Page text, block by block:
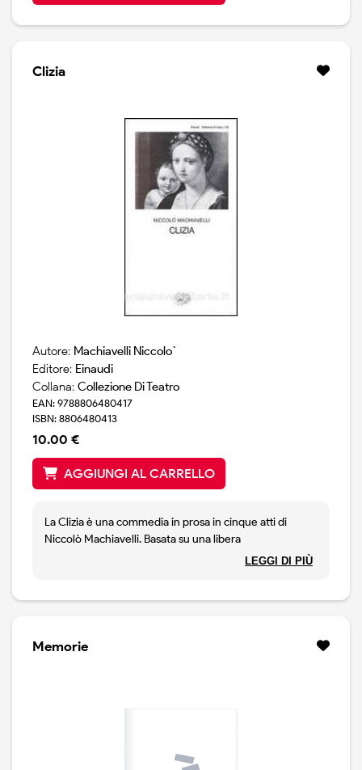
Clizia
Autore: Machiavelli Niccolo`
Editore: Einaudi
Collana: Collezione Di Teatro
EAN: 9788806480417
ISBN: 8806480413
10.00 €
AGGIUNGI AL CARRELLO
La Clizia è una commedia in prosa in cinque atti di
Niccolò Machiavelli. Basata su una libera
interpretazione della Casina di Plauto, venneLEGGI DI PIÙ
Memorie